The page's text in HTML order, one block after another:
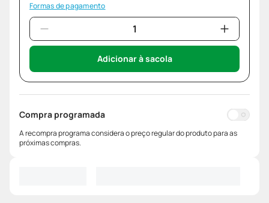
Formas de pagamento
Adicionar à sacola
Compra programada
A recompra programa considera o preço regular do produto para as
próximas compras.